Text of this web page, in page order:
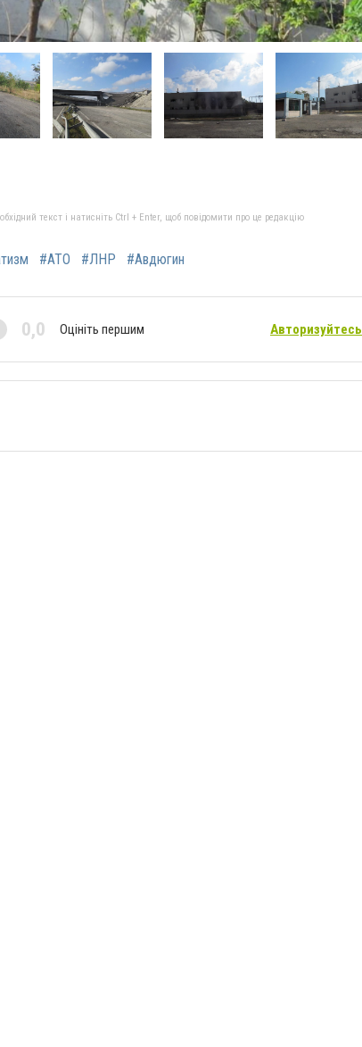
текст і натисніть Ctrl + Enter, щоб повідомити про це редакцію
#АТО #ЛНР #Авдюгин
0,0 Оцініть першим Авторизуйтесь